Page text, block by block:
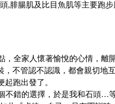
,腓腸肌及比目魚肌等主要跑
，全家人懷著愉悅的心情，離
不管認不認識，都會親切地
跑出發了。
不錯的選擇，於是我和石頭…